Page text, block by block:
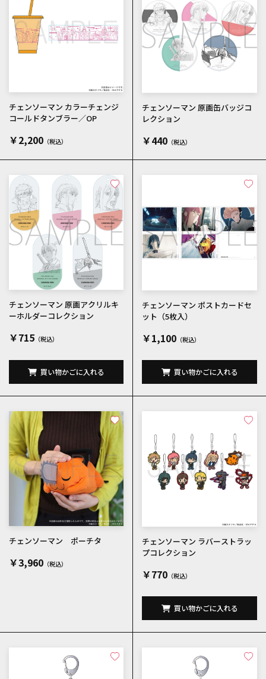
チェンソーマン カラーチェンジ
コールドタンブラー／OP
￥2,200
チェンソーマン 原画缶バッジコ
レクション
￥440
チェンソーマン 原画アクリルキ
ーホルダーコレクション
￥715
買い物かごに入れる
チェンソーマン ポストカードセ
ット（5枚入）
￥1,100
買い物かごに入れる
チェンソーマン ポーチタ
￥3,960
チェンソーマン ラバーストラッ
プコレクション
￥770
買い物かごに入れる